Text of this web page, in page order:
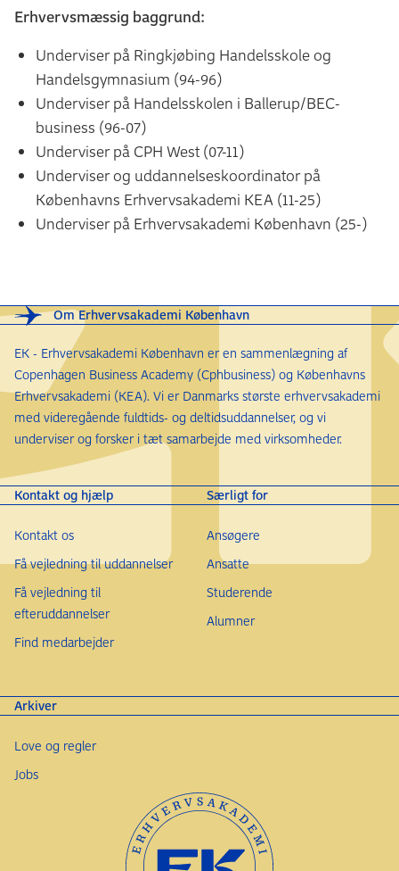
Erhvervsmæssig baggrund:
Underviser på Ringkjøbing Handelsskole og
Handelsgymnasium (94-96)
Underviser på Handelsskolen i Ballerup/BEC-
business (96-07)
Underviser på CPH West (07-11)
Underviser og uddannelseskoordinator på
Københavns Erhvervsakademi KEA (11-25)
Underviser på Erhvervsakademi København (25-)
Om Erhvervsakademi København
EK - Erhvervsakademi København er en sammenlægning af
Copenhagen Business Academy (Cphbusiness) og Københavns
Erhvervsakademi (KEA). Vi er Danmarks største erhvervsakademi
med videregående fuldtids- og deltidsuddannelser, og vi
underviser og forsker i tæt samarbejde med virksomheder.
Kontakt og hjælp
Kontakt os
Få vejledning til uddannelser
Få vejledning til
efteruddannelser
Find medarbejder
Særligt for
Ansøgere
Ansatte
Studerende
Alumner
Arkiver
Love og regler
Jobs